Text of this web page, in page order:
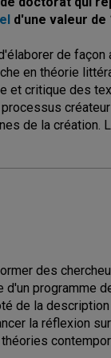
d'une valeur de
de façon
en théorie
et critique des
de la création.
des
programme
de la
la réflexion